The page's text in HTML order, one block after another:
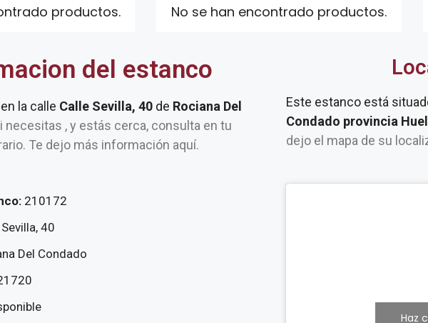
productos. No se han encontrado productos.
del estanco
la calle Calle Sevilla, 40 de Rociana Del
necesitas , y estás cerca, consulta en tu
Te dejo más información aquí.
210172
40
Del Condado
Este estanco está
Condado provincia
dejo el mapa de su
Haz